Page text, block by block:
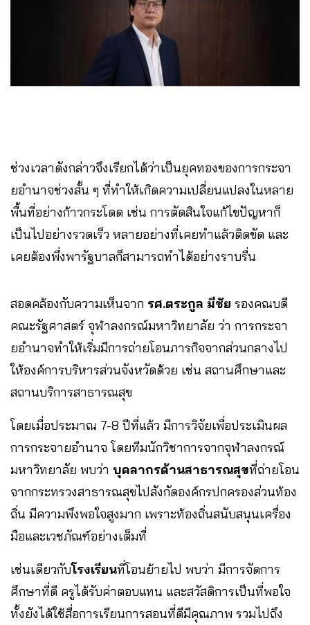
ช่วงเวลาดังกล่าวจึงเรียกได้ว่าเป็นยุคทองของการกระจา
ยอำนาจช่วงสั้น ๆ ที่ทำให้เกิดความเปลี่ยนแปลงในหลาย
พื้นที่อย่างก้าวกระโดด เช่น การตัดสินใจแก้ไขปัญหาก็
เป็นไปอย่างรวดเร็ว หลายอย่างที่เคยทำแล้วติดขัด และ
เคยต้องพึ่งพารัฐบาลก็สามารถทำได้อย่างราบรื่น
สอดคล้องกับความเห็นจาก รศ.ตระกูล มีชัย รองคณบดี
คณะรัฐศาสตร์ จุฬาลงกรณ์มหาวิทยาลัย ว่า การกระจา
ยอำนาจทำให้เริ่มมีการถ่ายโอนภารกิจจากส่วนกลางไป
ให้องค์การบริหารส่วนจังหวัดด้วย เช่น สถานศึกษาและ
สถานบริการสาธารณสุข
โดยเมื่อประมาณ 7-8 ปีที่แล้ว มีการวิจัยเพื่อประเมินผล
การกระจายอํานาจ โดยทีมนักวิชาการจากจุฬาลงกรณ์
มหาวิทยาลัย พบว่า บุคลากรด้านสาธารณสุขที่ถ่ายโอน
จากกระทรวงสาธารณสุขไปสังกัดองค์กรปกครองส่วนท้อง
ถิ่น มีความพึงพอใจสูงมาก เพราะท้องถิ่นสนับสนุนเครื่อง
มือและเวชภัณฑ์อย่างเต็มที่
เช่นเดียวกับโรงเรียนที่โอนย้ายไป พบว่า มีการจัดการ
ศึกษาที่ดี ครูได้รับค่าตอบแทน และสวัสดิการเป็นที่พอใจ
ทั้งยังได้ใช้สื่อการเรียนการสอนที่ดีมีคุณภาพ รวมไปถึง